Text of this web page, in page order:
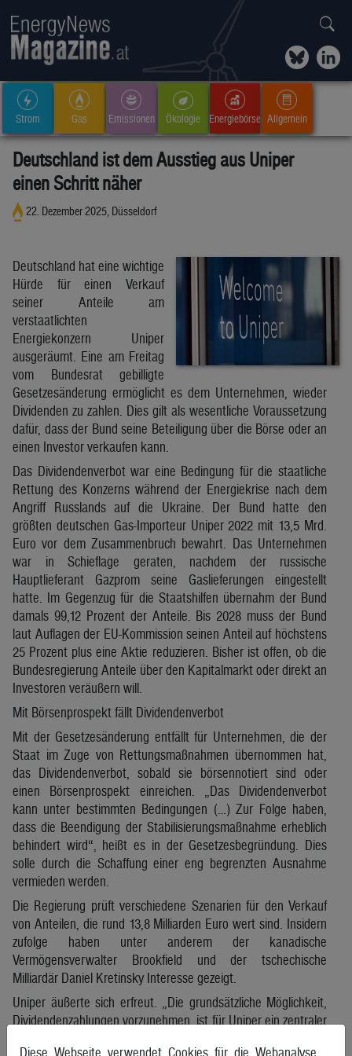
Strom Gas Emissionen Ökologie Energiebörse Allgemein
Deutschland ist dem Ausstieg aus Uniper
einen Schritt näher
22. Dezember 2025, Düsseldorf
Deutschland hat eine wichtige
Hürde für einen Verkauf
seiner Anteile am
verstaatlichten
Energiekonzern Uniper
ausgeräumt. Eine am Freitag
vom Bundesrat gebilligte
Gesetzesänderung ermöglicht es dem Unternehmen, wieder
Dividenden zu zahlen. Dies gilt als wesentliche Voraussetzung
dafür, dass der Bund seine Beteiligung über die Börse oder an
einen Investor verkaufen kann.
Das Dividendenverbot war ‍eine Bedingung für die staatliche
Rettung des Konzerns während der Energiekrise nach dem
Angriff Russlands auf die Ukraine. Der Bund hatte den
größten deutschen ‌Gas-Importeur Uniper 2022 mit 13,5 Mrd.
Euro vor dem Zusammenbruch bewahrt. Das Unternehmen
war in Schieflage geraten, nachdem der russische
Hauptlieferant Gazprom seine Gaslieferungen eingestellt
hatte. Im Gegenzug für die Staatshilfen übernahm der Bund
damals 99,12 Prozent der Anteile. Bis 2028 muss der Bund
laut Auflagen der EU-Kommission seinen Anteil auf höchstens
25 Prozent plus eine Aktie reduzieren. Bisher ist offen, ob die
Bundesregierung Anteile über den Kapitalmarkt oder direkt an
Investoren veräußern will.
Mit Börsenprospekt fällt Dividendenverbot
Mit der Gesetzesänderung entfällt für Unternehmen, die der
Staat im Zuge von Rettungsmaßnahmen übernommen hat,
das Dividendenverbot, sobald sie börsennotiert sind oder
einen Börsenprospekt einreichen. „Das Dividendenverbot
kann unter bestimmten Bedingungen (…) Zur Folge haben,
dass die Beendigung der Stabilisierungsmaßnahme erheblich
behindert wird“, heißt es in der ​Gesetzesbegründung. Dies
solle durch die Schaffung einer eng begrenzten Ausnahme
vermieden werden.
Die Regierung prüft verschiedene Szenarien für den Verkauf
von Anteilen, die rund 13,8 ​Milliarden Euro wert sind. Insidern
zufolge haben unter anderem der kanadische
Vermögensverwalter Brookfield und der tschechische
Milliardär Daniel Kretinsky Interesse gezeigt.
Uniper äußerte sich erfreut. „Die grundsätzliche Möglichkeit,
Dividendenzahlungen vorzunehmen, ist für Uniper ein zentraler
Diese Webseite verwendet Cookies für die Webanalyse.